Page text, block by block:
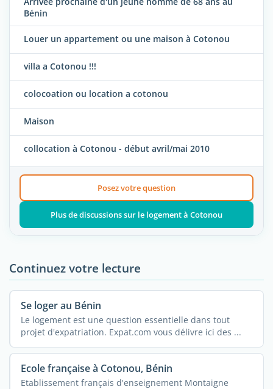
Bénin
Louer un appartement ou une maison à Cotonou
villa a Cotonou !!!
colocoation ou location a cotonou
Maison
collocation à Cotonou - début avril/mai 2010
Posez votre question
Plus de discussions sur le logement à Cotonou
Continuez votre lecture
Se loger au Bénin
Le logement est une question essentielle dans tout
projet d'expatriation. Expat.com vous délivre ici des ...
Ecole française à Cotonou, Bénin
Etablissement français d'enseignement Montaigne